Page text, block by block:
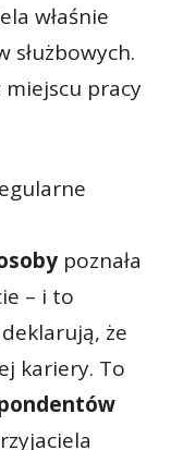
właśnie
służbowych.
pracy
poznała
– i to
że
kariery. To